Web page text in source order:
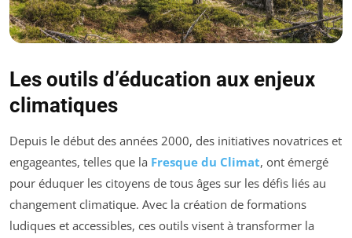
Les outils d’éducation aux enjeux
climatiques
Depuis le début des années 2000, des initiatives novatrices et
engageantes, telles que la Fresque du Climat, ont émergé
pour éduquer les citoyens de tous âges sur les défis liés au
changement climatique. Avec la création de formations
ludiques et accessibles, ces outils visent à transformer la